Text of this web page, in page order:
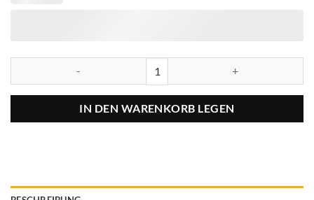
IN DEN WARENKORB LEGEN